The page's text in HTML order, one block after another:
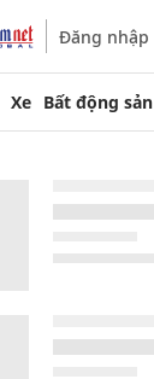
Đăng nhập
Xe Bất động sản